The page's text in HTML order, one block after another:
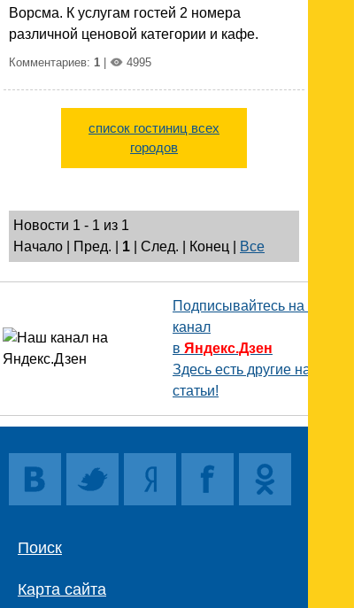
Ворсма. К услугам гостей 2 номера
различной ценовой категории и кафе.
Комментариев: 1 4995
список гостиниц всех
городов
Новости 1 - 1 из 1
Начало | Пред. | 1 | След. | Конец Все
Подписывайтесь на наш
канал
в Яндекс.Дзен
Здесь есть другие наши
статьи!
Поиск
Карта сайта